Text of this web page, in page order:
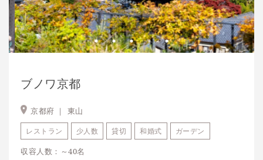
ブノワ京都
京都府 ｜ 東山
レストラン 少人数 貸切 和婚式 ガーデン
収容人数：～40名